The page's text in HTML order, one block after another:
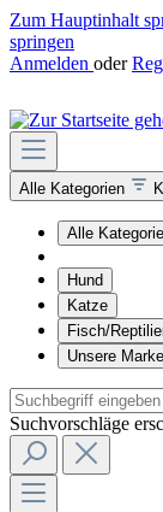
Zum Hauptinhalt
springen
Anmelden oder
Alle Kategorien
Alle
Hund
Katze
Fisch/
Unsere
Suchvorschläge